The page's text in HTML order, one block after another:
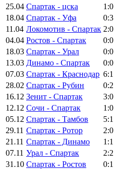
25.04 Спартак - цска 1:0
18.04 Спартак - Уфа 0:3
11.04 Локомотив - Спартак 2:0
04.04 Ростов - Спартак 0:0
18.03 Спартак - Урал 0:0
13.03 Динамо - Спартак 0:0
07.03 Спартак - Краснодар 6:1
28.02 Спартак - Рубин 0:2
16.12 Зенит - Спартак 3:0
12.12 Сочи - Спартак 1:0
05.12 Спартак - Тамбов 5:1
29.11 Спартак - Ротор 2:0
21.11 Спартак - Динамо 1:1
07.11 Урал - Спартак 2:2
31.10 Спартак - Ростов 0:1